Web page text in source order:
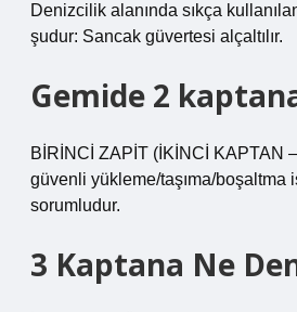
Denizcilik alanında sıkça
şudur: Sancak güvertesi alçaltılır.
Gemide 2
BİRİNCİ ZAPİT (İKİNCİ KAPTAN
güvenli yükleme/taşıma/boşaltma
sorumludur.
3 Kaptana Ne